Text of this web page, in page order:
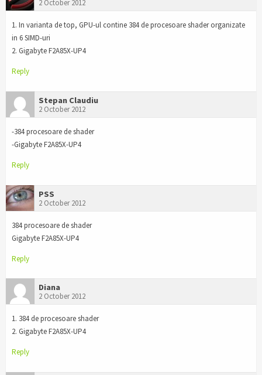
2 October 2012
1. In varianta de top, GPU-ul contine 384 de procesoare shader organizate
in 6 SIMD-uri
2. Gigabyte F2A85X-UP4
Reply
Stepan Claudiu
2 October 2012
-384 procesoare de shader
-Gigabyte F2A85X-UP4
Reply
PSS
2 October 2012
384 procesoare de shader
Gigabyte F2A85X-UP4
Reply
Diana
2 October 2012
1. 384 de procesoare shader
2. Gigabyte F2A85X-UP4
Reply